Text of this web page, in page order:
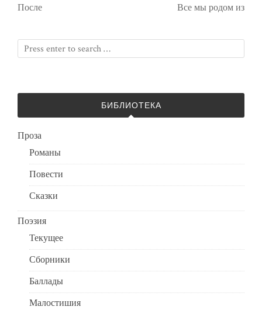
После
Все мы родом из
БИБЛИОТЕКА
Проза
Романы
Повести
Сказки
Поэзия
Текущее
Сборники
Баллады
Малостишия